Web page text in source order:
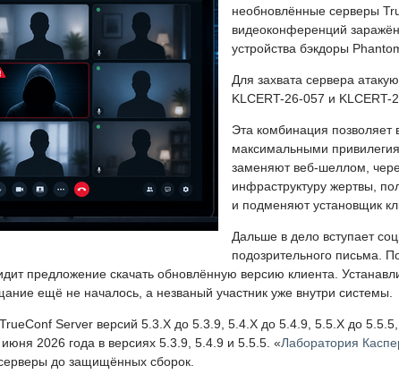
необновлённые серверы
видеоконференций
устройства бэкдоры
Для захвата сервера
KLCERT-26-057 и KLCERT-
Эта комбинация позволяет
максимальными
заменяют веб-шеллом,
инфраструктуру жертвы,
и подменяют установщик
Дальше в дело вступает
подозрительного письма.
предложение скачать обновлённую версию клиента.
ещё не началось, а незваный участник уже внутри системы.
Server версий 5.3.X до 5.3.9, 5.4.X до 5.4.9, 5.5.X до
2026 года в версиях 5.3.9, 5.4.9 и 5.5.5. «Лаборатория
до защищённых сборок.